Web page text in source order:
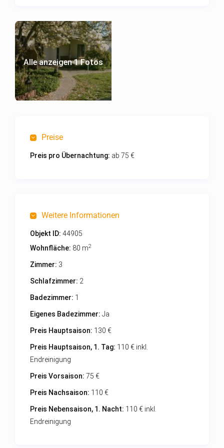
Alle anzeigen 1 Fotos
Preise
Preis pro Übernachtung: ab 75 €
Weitere Informationen
Objekt ID: 44905
Wohnfläche: 80 m2
Zimmer: 3
Schlafzimmer: 2
Badezimmer: 1
Eigenes Badezimmer: Ja
Preis Hauptsaison: 130 €
Preis Hauptsaison, 1. Tag: 110 € inkl.
Endreinigung
Preis Vorsaison: 75 €
Preis Nachsaison: 110 €
Preis Nebensaison, 1. Nacht: 110 € inkl.
Endreinigung